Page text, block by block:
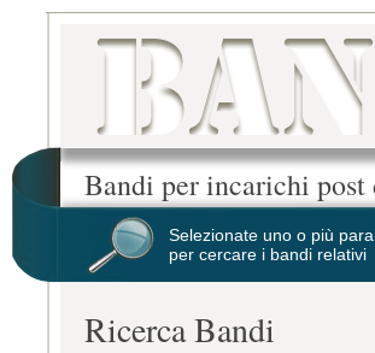
Bandi per incarichi post
Selezionate uno o più
per cercare i bandi relativi
Ricerca Bandi